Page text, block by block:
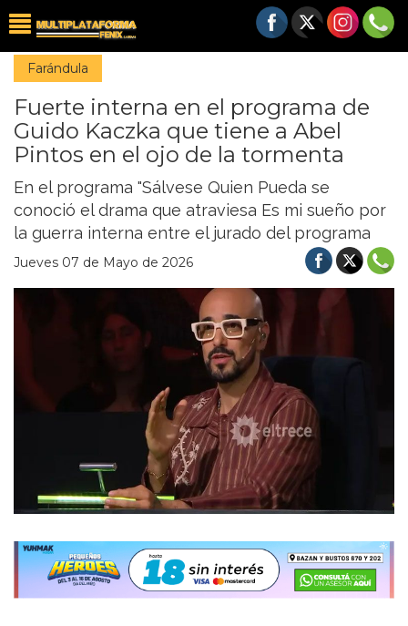
Farándula
Fuerte interna en el programa de
Guido Kaczka que tiene a Abel
Pintos en el ojo de la tormenta
En el programa "Sálvese Quien Pueda se
conoció el drama que atraviesa Es mi sueño por
la guerra interna entre el jurado del programa
Jueves 07 de Mayo de 2026